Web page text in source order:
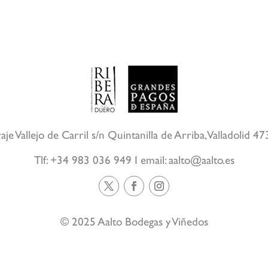
Vallejo de Carril s/n Quintanilla de Arriba, Valladolid
Tlf: +34 983 036 949 I email: aalto@aalto.es
© 2025 Aalto Bodegas y Viñedos